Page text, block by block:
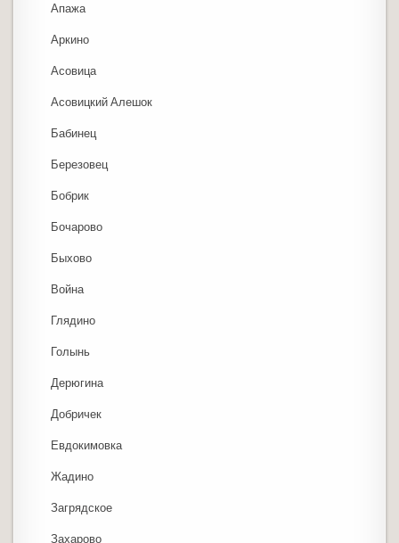
Апажа
Аркино
Асовица
Асовицкий Алешок
Бабинец
Березовец
Бобрик
Бочарово
Быхово
Война
Глядино
Голынь
Дерюгина
Добричек
Евдокимовка
Жадино
Загрядское
Захарово